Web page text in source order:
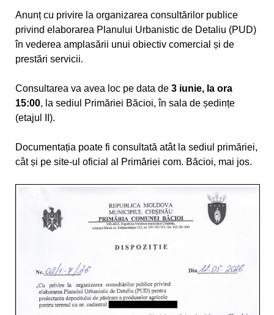
Anunț cu privire la organizarea consultărilor publice
privind elaborarea Planului Urbanistic de Detaliu (PUD)
în vederea amplasării unui obiectiv comercial și de
prestări servicii.
Consultarea va avea loc pe data de3 iunie, la ora
15:00, la sediul Primăriei Băcioi, în sala de ședințe
(etajul II).
Documentația poate fi consultată atât la sediul primăriei,
cât și pe site-ul oficial al Primăriei com. Băcioi, mai jos.